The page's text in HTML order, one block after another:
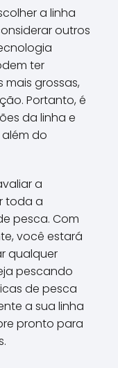
a linha
outros
ter
mais grossas,
Portanto, é
da linha e
do
a
toda a
pesca. Com
você estará
qualquer
pescando
de pesca
a sua linha
pronto para